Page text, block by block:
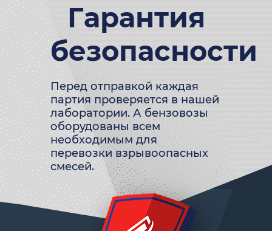
Гарантия
безопасности
Перед отправкой каждая
партия проверяется в нашей
лаборатории. А бензовозы
оборудованы всем
необходимым для
перевозки взрывоопасных
смесей.